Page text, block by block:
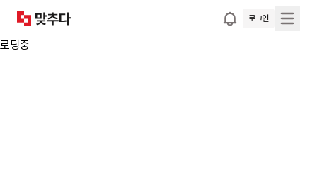
로그인
로딩중